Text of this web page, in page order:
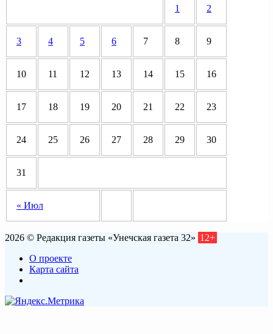
« Июл
1 2
3 4 5 6 7 8 9
10 11 12 13 14 15 16
17 18 19 20 21 22 23
24 25 26 27 28 29 30
31
2026 © Редакция газеты «Унечская газета 32» 12+
О проекте
Карта сайта